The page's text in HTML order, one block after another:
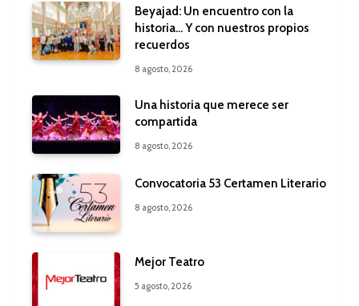
Beyajad: Un encuentro con la
historia… Y con nuestros propios
recuerdos
8 agosto, 2026
Una historia que merece ser
compartida
8 agosto, 2026
Convocatoria 53 Certamen Literario
8 agosto, 2026
Mejor Teatro
5 agosto, 2026